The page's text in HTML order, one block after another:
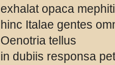
exhalat opaca
hinc Italae gentes
Oenotria tellus
in dubiis responsa